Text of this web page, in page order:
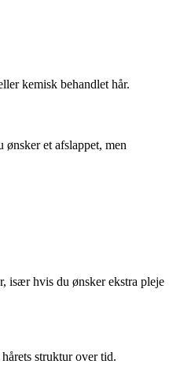
kemisk behandlet hår.
et afslappet, men
især hvis du ønsker ekstra pleje
struktur over tid.